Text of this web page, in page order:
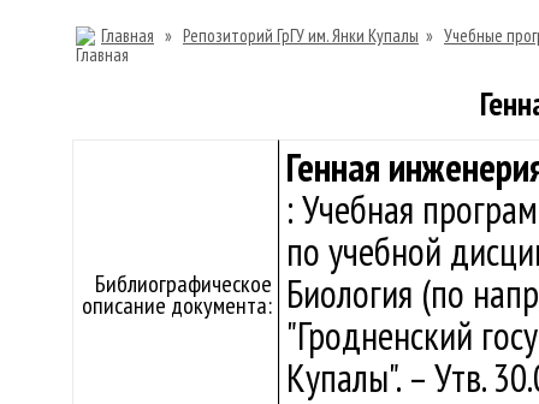
Главная » Репозиторий ГрГУ им. Янки Купалы » Учебные
Библиографическое
описание документа:
Генная
: Учебная
по учебной
Биология (по
"Гродненский
Купалы". – Утв.